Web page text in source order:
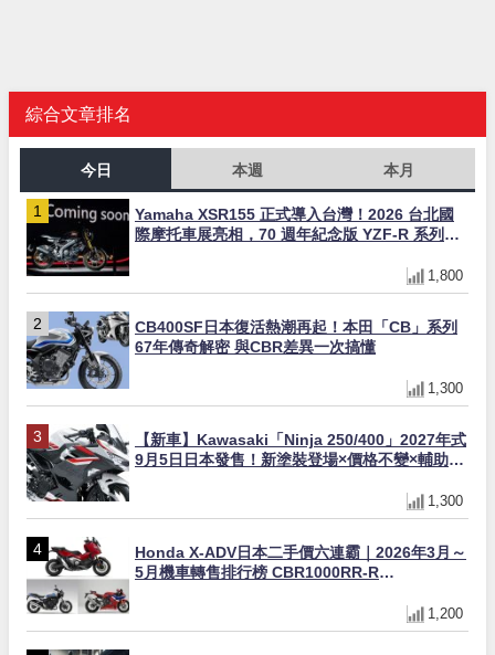
綜合文章排名
今日 本週 本月
Yamaha XSR155 正式導入台灣！2026 台北國
際摩托車展亮相，70 週年紀念版 YZF-R 系列限
1,800
CB400SF日本復活熱潮再起！本田「CB」系列
67年傳奇解密 與CBR差異一次搞懂
1,300
【新車】Kawasaki「Ninja 250/400」2027年式
9月5日日本發售！新塗裝登場×價格不變×輔助滑
1,300
Honda X-ADV日本二手價六連霸｜2026年3月～
5月機車轉售排行榜 CBR1000RR-R
1,200